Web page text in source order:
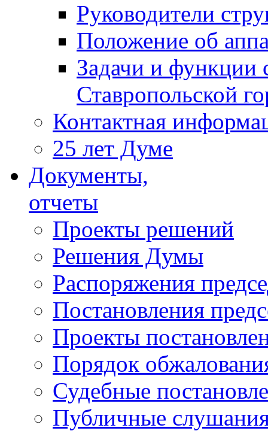
Руководители
Положение об
Задачи и функции
Ставропольской
Контактная
25 лет Думе
Документы,
отчеты
Проекты решений
Решения Думы
Распоряжения
Постановления
Проекты
Порядок
Судебные
Публичные